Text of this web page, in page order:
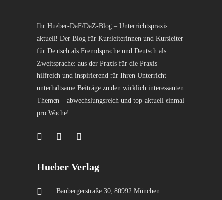
Ihr Hueber-DaF/DaZ-Blog – Unterrichtspraxis
aktuell! Der Blog für Kursleiterinnen und Kursleiter
für Deutsch als Fremdsprache und Deutsch als
Zweitsprache: aus der Praxis für die Praxis –
hilfreich und inspirierend für Ihren Unterricht –
unterhaltsame Beiträge zu den wirklich interessanten
Themen – abwechslungsreich und top-aktuell einmal
pro Woche!
Hueber Verlag
Baubergerstraße 30, 80992 München